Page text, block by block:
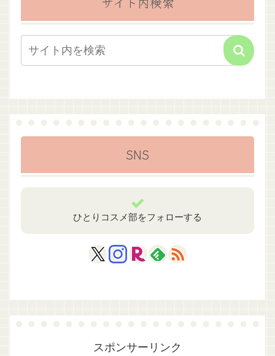
SNS
ひとりコスメ部をフォローする
スポンサーリンク